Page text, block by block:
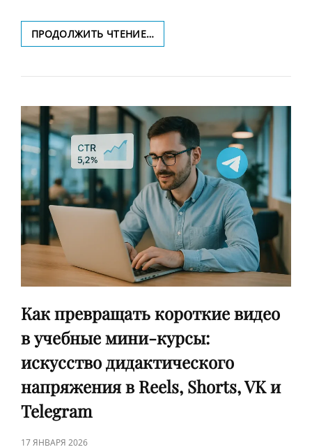
ПРОДОЛЖИТЬ ЧТЕНИЕ…КАК
ШКОЛЬНАЯ
ПОМОГАЕТ
REELS:
НЕОЖИДАННЫЕ
ПРИЁМЫ
ЛИТЕРАТУРНОГО
АНАЛИЗА
ДЛЯ
СОЦМЕДИА
Как превращать короткие видео
в учебные мини-курсы:
искусство дидактического
напряжения в Reels, Shorts, VK и
Telegram
ЗАПИСЬ
17 ЯНВАРЯ 2026